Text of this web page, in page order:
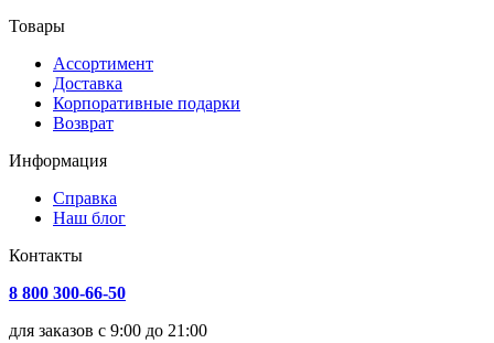
Товары
Ассортимент
Доставка
Корпоративные подарки
Возврат
Информация
Справка
Наш блог
Контакты
8 800 300-66-50
для заказов с 9:00 до 21:00